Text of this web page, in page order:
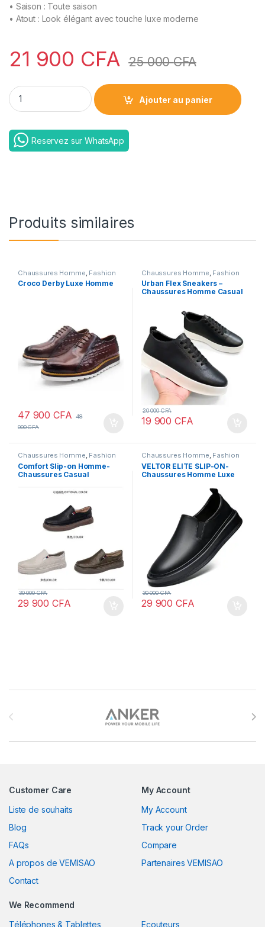
• Saison : Toute saison
• Atout : Look élégant avec touche luxe moderne
21 900 CFA 25 000CFA
Noblix quantity
Ajouter au panier
Reservez sur WhatsApp
Produits similaires
Chaussures Homme Fashion
Croco Derby Luxe Homme
47 900CFA
48
000CFA
Chaussures Homme Fashion
Urban Flex Sneakers –
Chaussures Homme Casual
19 900CFA
20 000CFA
Chaussures Homme, Fashion
Comfort Slip-on Homme-
Chaussures Casual
Semelle Epaisse
29 900CFA
30 000CFA
Chaussures Homme, Fashion
VELTOR ELITE SLIP-ON-
Chaussures Homme Luxe
Elegance Moderne
29 900CFA
30 000CFA
Customer Care
Liste de souhaits
Blog
FAQs
A propos de VEMISAO
Contact
My Account
My Account
Track your Order
Compare
Partenaires VEMISAO
We Recommend
Téléphones & Tablettes
Ecouteurs